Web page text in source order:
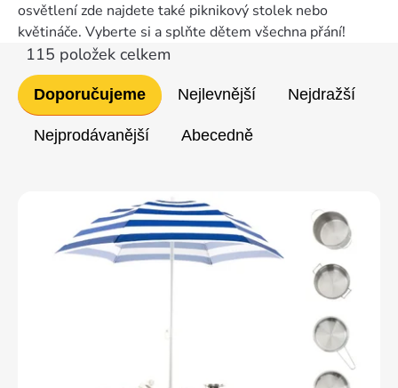
osvětlení zde najdete také piknikový stolek nebo
květináče. Vyberte si a splňte dětem všechna přání!
Řazení
produktů
Doporučujeme Nejlevnější Nejdražší
Nejprodávanější Abecedně
115 položek celkem
produktů